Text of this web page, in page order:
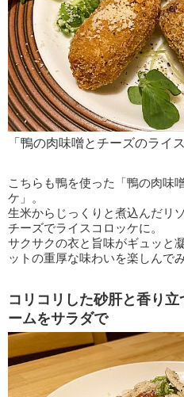
「鴨の肉味噌とチーズのライ
こちらも鴨を使った「鴨の肉味
ケ」。
生米からじっくりと煮込んだリ
チーズでライスコロッケに。
サクサクの衣と旨味がギュッと
ットの重厚な味わいを楽しんで
コリコリした砂肝と香り
ームをサラダで